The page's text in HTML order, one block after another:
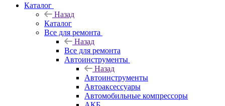
Каталог
Назад
Каталог
Все для ремонта
Назад
Все для ремонта
Автоинструменты
Назад
Автоинструменты
Автоаксессуары
Автомобильные компрессоры